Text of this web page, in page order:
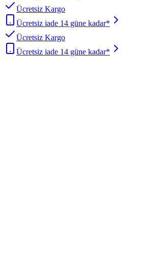
Ücretsiz Kargo
Ücretsiz iade 14 güne kadar*
Ücretsiz Kargo
Ücretsiz iade 14 güne kadar*